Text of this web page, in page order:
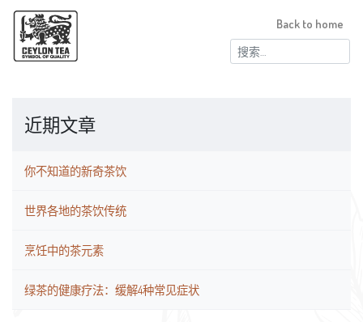
搜
索：
Back to home
近期文章
你不知道的新奇茶饮
世界各地的茶饮传统
烹饪中的茶元素
绿茶的健康疗法：缓解4种常见症状